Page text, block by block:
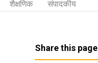
शैक्षणिक संपादकीय
Share this page